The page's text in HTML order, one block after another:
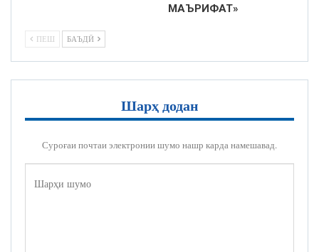
МАЪРИФАТ»
ПЕШ БАЪДӢ
Шарҳ додан
Суроғаи почтаи электронии шумо нашр карда намешавад.